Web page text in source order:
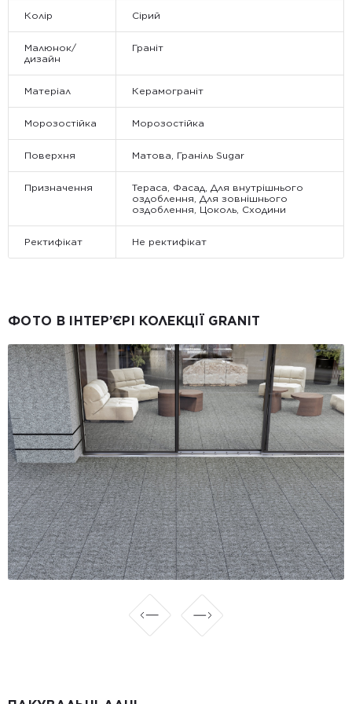
Колір Сірий
Малюнок/
дизайн
Граніт
Матеріал Керамограніт
Морозостійка Морозостійка
Поверхня Матова, Граніль Sugar
Призначення
Тераса, Фасад, Для внутрішнього
оздоблення, Для зовнішнього
оздоблення, Цоколь, Сходини
Ректифікат Не ректифікат
ФОТО В ІНТЕР’ЄРІ КОЛЕКЦІЇ GRANIT